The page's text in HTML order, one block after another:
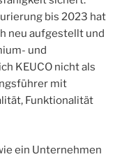
bis 2023 hat
neu aufgestellt und
und
KEUCO nicht als
mit
Funktionalität
ein Unternehmen